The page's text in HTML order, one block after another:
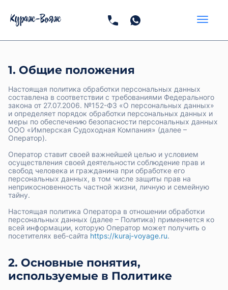
1. Общие положения
Настоящая политика обработки персональных данных
составлена в соответствии с требованиями Федерального
закона от 27.07.2006. №152-ФЗ «О персональных данных»
и определяет порядок обработки персональных данных и
меры по обеспечению безопасности персональных данных
ООО «Имперская Судоходная Компания» (далее –
Оператор).
Оператор ставит своей важнейшей целью и условием
осуществления своей деятельности соблюдение прав и
свобод человека и гражданина при обработке его
персональных данных, в том числе защиты прав на
неприкосновенность частной жизни, личную и семейную
тайну.
Настоящая политика Оператора в отношении обработки
персональных данных (далее – Политика) применяется ко
всей информации, которую Оператор может получить о
посетителях веб-сайта https://kuraj-voyage.ru.
2. Основные понятия,
используемые в Политике